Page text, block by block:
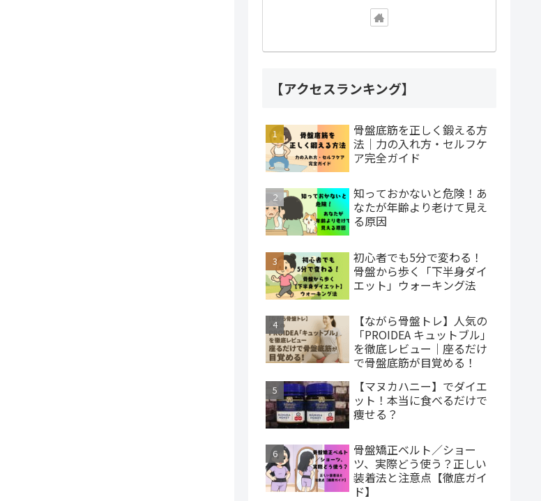
【アクセスランキング】
骨盤底筋を正しく鍛える方
法｜力の入れ方・セルフケ
ア完全ガイド
知っておかないと危険！あ
なたが年齢より老けて見え
る原因
初心者でも5分で変わる！
骨盤から歩く「下半身ダイ
エット」ウォーキング法
【ながら骨盤トレ】人気の
「PROIDEA キュットブル」
を徹底レビュー｜座るだけ
で骨盤底筋が目覚める！
【マヌカハニー】でダイエ
ット！本当に食べるだけで
痩せる？
骨盤矯正ベルト／ショー
ツ、実際どう使う？正しい
装着法と注意点【徹底ガイ
ド】